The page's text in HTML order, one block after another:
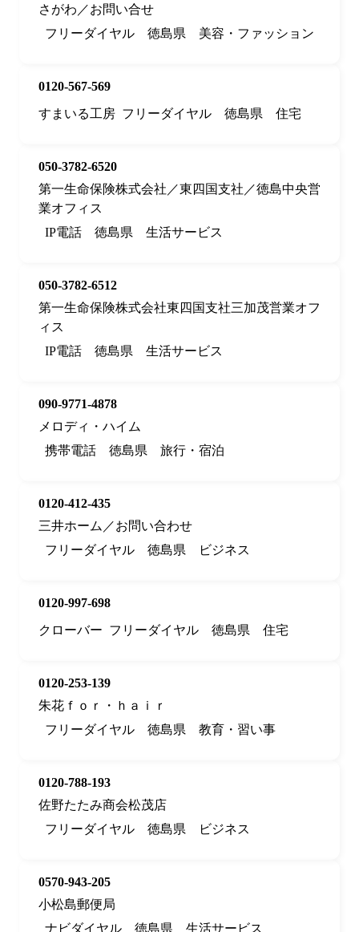
さがわ／お問い合せ
フリーダイヤル
徳島県 美容・ファッション
0120-567-569
すまいる工房 フリーダイヤル 徳島県 住宅
050-3782-6520
第一生命保険株式会社／東四国支社／徳島中央営
業オフィス
IP電話
徳島県 生活サービス
050-3782-6512
第一生命保険株式会社東四国支社三加茂営業オフ
ィス
IP電話
徳島県 生活サービス
090-9771-4878
メロディ・ハイム
携帯電話
徳島県 旅行・宿泊
0120-412-435
三井ホーム／お問い合わせ
フリーダイヤル
徳島県 ビジネス
0120-997-698
クローバー フリーダイヤル 徳島県 住宅
0120-253-139
朱花ｆｏｒ・ｈａｉｒ
フリーダイヤル
徳島県 教育・習い事
0120-788-193
佐野たたみ商会松茂店
フリーダイヤル
徳島県 ビジネス
0570-943-205
小松島郵便局
ナビダイヤル
徳島県 生活サービス